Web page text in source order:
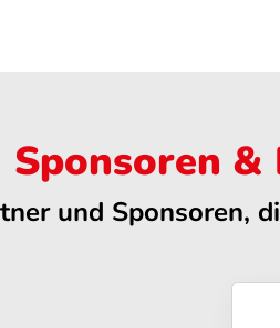
Sponsoren
und Sponsoren,